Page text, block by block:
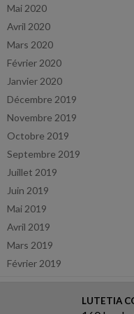
Mai 2020
Avril 2020
Mars 2020
Février 2020
Janvier 2020
Décembre 2019
Novembre 2019
Octobre 2019
Septembre 2019
Juillet 2019
Juin 2019
Mai 2019
Avril 2019
Mars 2019
Février 2019
LUTETIA